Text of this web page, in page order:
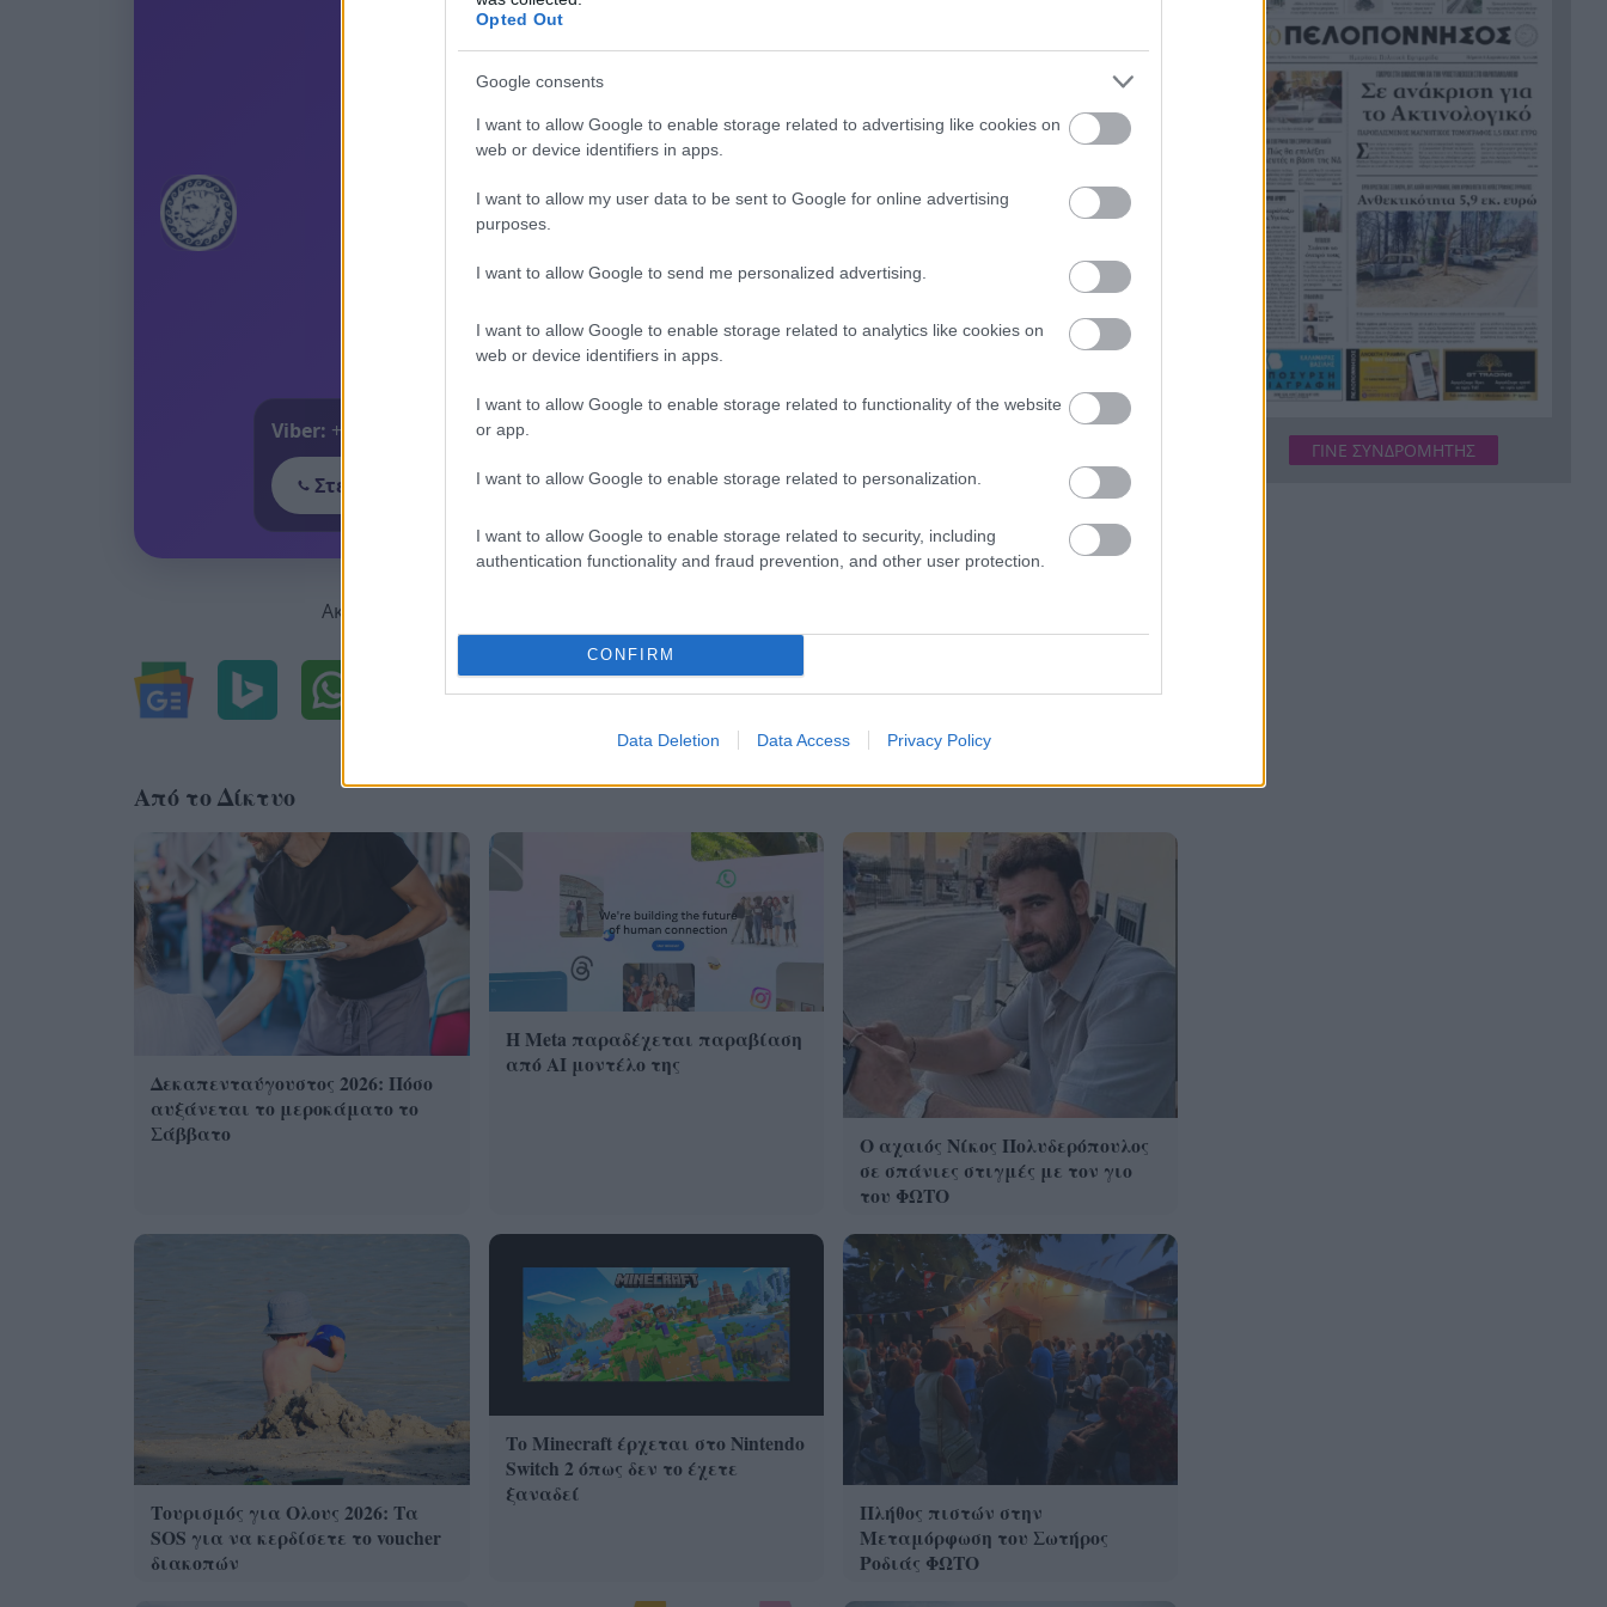
Opted Out
Google consents
I want to allow Google to enable storage related to advertising like cookies on
web or device identifiers in apps.
I want to allow my user data to be sent to Google for online advertising
purposes.
I want to allow Google to send me personalized advertising.
I want to allow Google to enable storage related to analytics like cookies on
web or device identifiers in apps.
I want to allow Google to enable storage related to functionality of the website
or app.
I want to allow Google to enable storage related to personalization.
I want to allow Google to enable storage related to security, including
authentication functionality and fraud prevention, and other user protection.
CONFIRM
Data Deletion Data Access Privacy Policy
Viber: +306909196125
Στείλε μήνυμα στο Viber
Ακολουθήστε μας για όλες τις
Από το Δίκτυο
Δεκαπενταύγουστος 2026: Πόσο
αυξάνεται το μεροκάματο το
Σάββατο
Η Meta παραδέχεται παραβίαση
από AI μοντέλο της
Ο αχαιός Νίκος Πολυδερόπουλος
σε σπάνιες στιγμές με τον γιο
του ΦΩΤΟ
Τουρισμός για Ολους 2026: Τα
SOS για να κερδίσετε το voucher
διακοπών
Το Minecraft έρχεται στο Nintendo
Switch 2 όπως δεν το έχετε
ξαναδεί
Πλήθος πιστών στην
Μεταμόρφωση του Σωτήρος
Ροδιάς ΦΩΤΟ
16:38
Meteo: Οι έξι πιο επικίνδυνες
εβδομάδες για εκδήλωση
μεγάλων δασικών πυρκαγιών
στην Ελλάδα
Η Εθνική Παίδων νίκησε την
Ουγγαρία, αλλά αποκλείστηκε
από τους «8»
Ζάκυνθος: Ασφυκτική πίεση
στο νοσοκομείο λόγω
τουρισμού – Αύξηση
περιστατικών σεξουαλικής
κακοποίησης
τα χρήματα για ανακαίνιση –
Τι λένε παράγοντες της αγοράς
ΓΙΝΕ ΣΥΝΔΡΟΜΗΤΗΣ